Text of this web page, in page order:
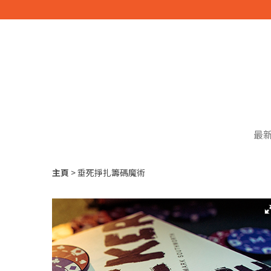
最
主頁 垂死掙扎籌碼魔術